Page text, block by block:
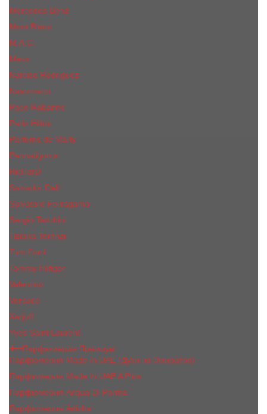
Mercedes-Benz
Mont Blanc
M.А.C.
Mexx
Narciso Rodriguez
Nasomatto
Paco Rabanne
Paris Hilton
Parfums de Marly
Penhaligon​'s
RicHarD
Salvador Dali
Salvatore Ferragamo
Sergio Tacchini
Tiziana Terenzi
Tom Ford
Tommy Hilfiger
Valentino
Versace
Xerjoff
Yves Saint Laurent
Парфюмерия Премиум
Парфюмерия Made In UAE (Духи из Эмиратов)
Парфюмерия Made In UAE A Plus
Парфюмерия Acqua Di Parma
Парфюмерия Adisha